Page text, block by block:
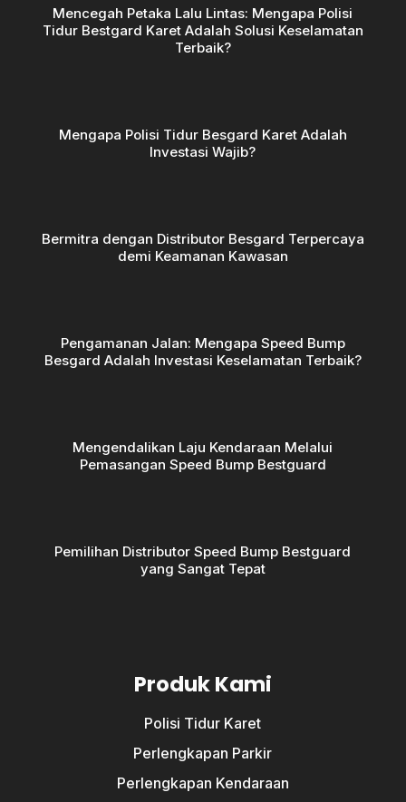
Mencegah Petaka Lalu Lintas: Mengapa Polisi
Tidur Bestgard Karet Adalah Solusi Keselamatan
Terbaik?
Mengapa Polisi Tidur Besgard Karet Adalah
Investasi Wajib?
Bermitra dengan Distributor Besgard Terpercaya
demi Keamanan Kawasan
Pengamanan Jalan: Mengapa Speed Bump
Besgard Adalah Investasi Keselamatan Terbaik?
Mengendalikan Laju Kendaraan Melalui
Pemasangan Speed Bump Bestguard
Pemilihan Distributor Speed Bump Bestguard
yang Sangat Tepat
Produk Kami
Polisi Tidur Karet
Perlengkapan Parkir
Perlengkapan Kendaraan